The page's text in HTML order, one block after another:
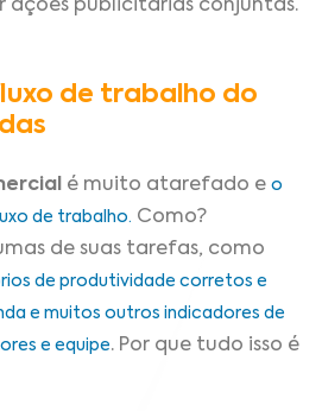
ações publicitárias conjuntas.
de trabalho do
é muito atarefado e o
de trabalho. Como?
de suas tarefas, como
de produtividade corretos e
e muitos outros indicadores de
e equipe. Por que tudo isso é